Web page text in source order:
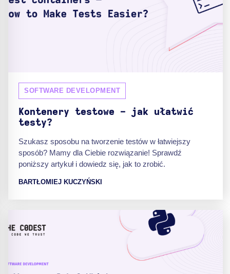
SOFTWARE DEVELOPMENT
Kontenery testowe - jak ułatwić
testy?
Szukasz sposobu na tworzenie testów w łatwiejszy
sposób? Mamy dla Ciebie rozwiązanie! Sprawdź
poniższy artykuł i dowiedz się, jak to zrobić.
BARTŁOMIEJ KUCZYŃSKI